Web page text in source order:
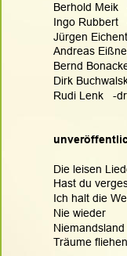
Berhold Meik
Ingo Rubbert
Jürgen
Andreas
Bernd
Dirk
Rudi Lenk   -
Die leisen
Hast du
Ich halt die
Nie wieder
Niemandsland
Träume fliehen